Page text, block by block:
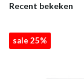
Recent bekeken
sale 25%